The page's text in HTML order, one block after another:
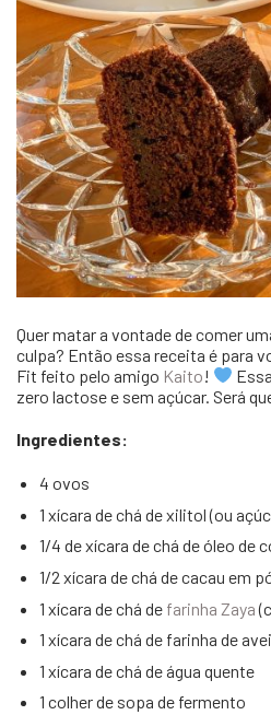
Quer matar a vontade de comer
culpa? Então essa receita é para
Fit feito pelo amigo Kaito!
zero lactose e sem açúcar. Será
Ingredientes:
4 ovos⁣
1 xícara de chá de xilitol (ou
1/4 de xícara de chá de óleo de
1/2 xícara de chá de cacau em
1 xícara de chá de farinha Zaya
1 xícara de chá de farinha de
1 xícara de chá de água quente⁣
1 colher de sopa de fermento⁣